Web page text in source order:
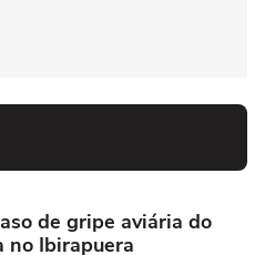
de gripe aviária do
no Ibirapuera